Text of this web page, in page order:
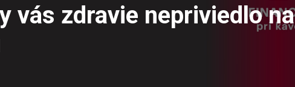
vás zdravie nepriviedlo na